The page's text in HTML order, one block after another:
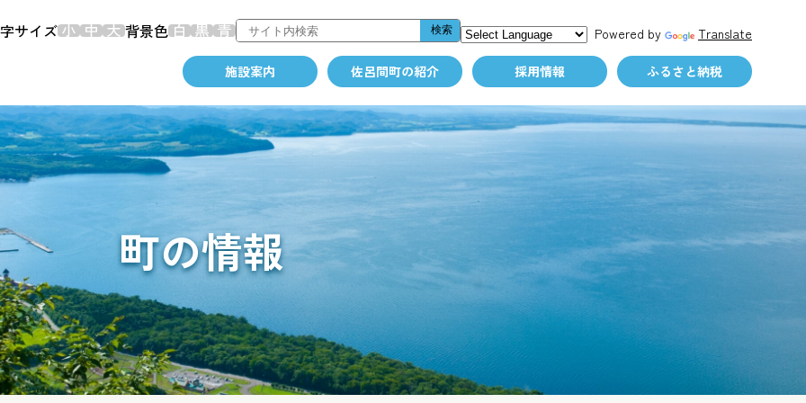
サイズ 背景色 Powered by Translate
施設案内 佐呂間町の紹介 採用情報 ふるさと納税
町の情報